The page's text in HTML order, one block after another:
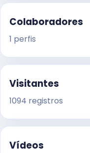
Colaboradores
1 perfis
Visitantes
1094 registros
Vídeos